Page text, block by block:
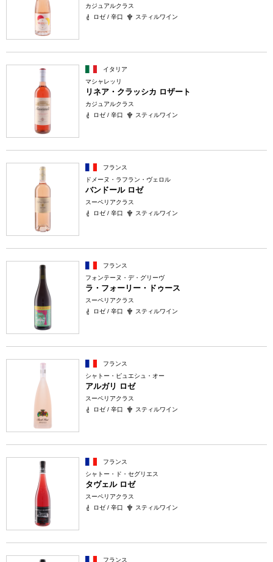
カジュアルクラス
ロゼ / 辛口
スティルワイン
イタリア
マシャレッリ
リネア・クラッシカ ロザート
カジュアルクラス
ロゼ / 辛口
スティルワイン
フランス
ドメーヌ・ラフラン・ヴェロル
バンドール ロゼ
スーペリアクラス
ロゼ / 辛口
スティルワイン
フランス
フォンテーヌ・デ・グリーヴ
ラ・フォーリー・ドゥース
スーペリアクラス
ロゼ / 辛口
スティルワイン
フランス
シャトー・ピュエシュ・オー
アルガリ ロゼ
スーペリアクラス
ロゼ / 辛口
スティルワイン
フランス
シャトー・ド・セグリエス
タヴェル ロゼ
スーペリアクラス
ロゼ / 辛口
スティルワイン
フランス